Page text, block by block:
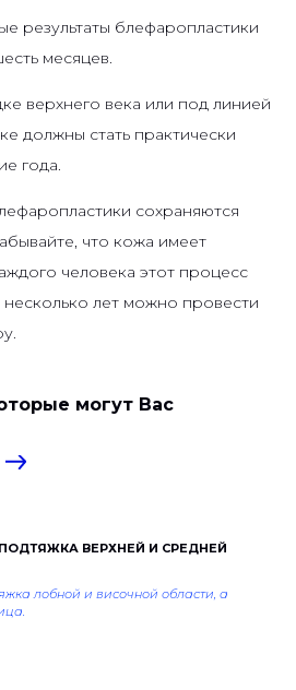
результаты блефаропластики
месяцев.
верхнего века или под линией
должны стать практически
года.
сохраняются
что кожа имеет
человека этот процесс
лет можно провести
могут Вас
ВЕРХНЕЙ И СРЕДНЕЙ
лобной и височной области, а